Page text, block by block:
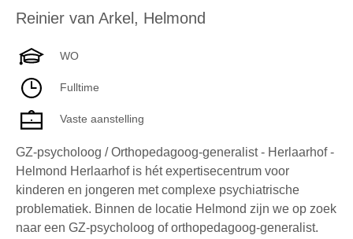
Reinier van Arkel , Helmond
WO
Fulltime
Vaste aanstelling
GZ-psycholoog / Orthopedagoog-generalist - Herlaarhof -
Helmond Herlaarhof is hét expertisecentrum voor
kinderen en jongeren met complexe psychiatrische
problematiek. Binnen de locatie Helmond zijn we op zoek
naar een GZ-psycholoog of orthopedagoog-generalist.